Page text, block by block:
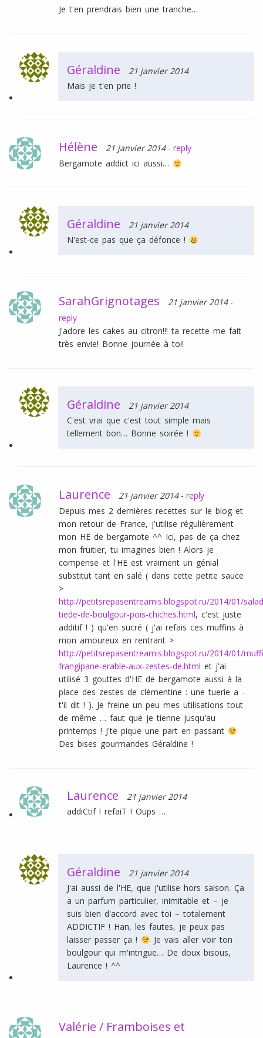
Je t'en prendrais bien une tranche…
Géraldine
21 janvier 2014
Mais je t'en prie !
Hélène 21 janvier 2014 - reply
Bergamote addict ici aussi…
Géraldine
21 janvier 2014
N'est-ce pas que ça défonce !
SarahGrignotages 21 janvier 2014 -
reply
J'adore les cakes au citron!!! ta recette me fait
très envie! Bonne journée à toi!
Géraldine
21 janvier 2014
C'est vrai que c'est tout simple mais
tellement bon… Bonne soirée !
Laurence 21 janvier 2014 - reply
Depuis mes 2 dernières recettes sur le blog et
mon retour de France, j'utilise régulièrement
mon HE de bergamote ^^ Ici, pas de ça chez
mon fruitier, tu imagines bien ! Alors je
compense et l'HE est vraiment un génial
substitut tant en salé ( dans cette petite sauce
>
http://petitsrepasentreamis.blogspot.ru/2014/01/
tiede-de-boulgour-pois-chiches.html, c'est juste
additif ! ) qu'en sucré ( j'ai refais ces muffins à
mon amoureux en rentrant >
http://petitsrepasentreamis.blogspot.ru/2014/01/
frangipane-erable-aux-zestes-de.html et j'ai
utilisé 3 gouttes d'HE de bergamote aussi à la
place des zestes de clémentine : une tuerie a -
t'il dit ! ). Je freine un peu mes utilisations tout
de même … faut que je tienne jusqu'au
printemps ! J'te pique une part en passant
Des bises gourmandes Géraldine !
Laurence
21 janvier 2014
addiCtif ! refaiT ! Oups …
Géraldine
21 janvier 2014
J'ai aussi de l'HE, que j'utilise hors saison. Ça
a un parfum particulier, inimitable et – je
suis bien d'accord avec toi – totalement
ADDICTIF ! Han, les fautes, je peux pas
laisser passer ça !
Je vais aller voir ton
boulgour qui m'intrigue… De doux bisous,
Laurence ! ^^
Valérie / Framboises et